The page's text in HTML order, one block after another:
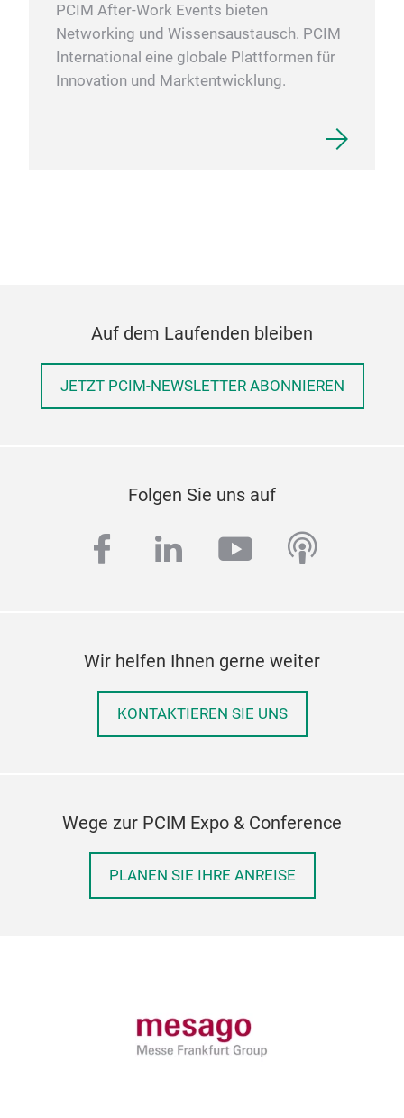
PCIM After-Work Events bieten
Networking und Wissensaustausch. PCIM
International eine globale Plattformen für
Innovation und Marktentwicklung.
Auf dem Laufenden bleiben
JETZT PCIM-NEWSLETTER ABONNIEREN
Folgen Sie uns auf
facebook
linkedinyoutube
Wir helfen Ihnen gerne weiter
KONTAKTIEREN SIE UNS
Wege zur PCIM Expo & Conference
PLANEN SIE IHRE ANREISE